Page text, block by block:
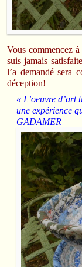
Vous commencez
suis jamais
l’a demandé sera
déception!
« L’oeuvre d’art
une expérience
GADAMER